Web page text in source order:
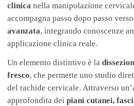
clinica nella manipolazione
accompagna passo dopo passo
avanzata, integrando conoscenze
applicazione clinica reale.
Un elemento distintivo è la
fresco, che permette uno studio
del rachide cervicale. Attraverso
approfondita dei piani cutanei,